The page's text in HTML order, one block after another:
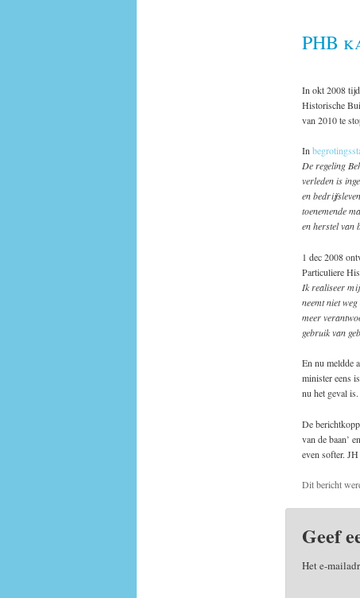
PHB
In okt 2008
Historische
van 2010 te
In
De regeling
verleden is
en
toenemende
en herstel van
1 dec 2008
Particuliere
Ik realiseer
neemt niet
meer
gebruik van
En nu meldde
minister eens
nu het geval is.
De
van de baan’
even softer. JH
Dit bericht
Geef
Het e-